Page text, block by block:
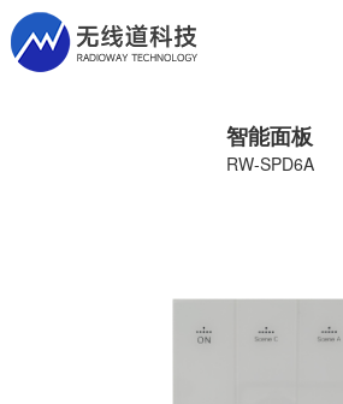
智能面板
RW-SPD6A